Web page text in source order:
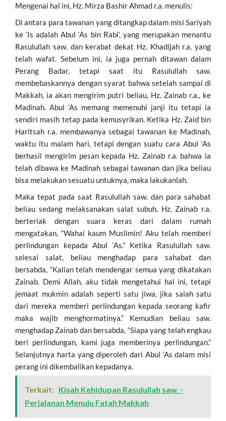
Mengenai hal ini, Hz. Mirza Bashir Ahmad r.a. menulis:
Di antara para tawanan yang ditangkap dalam misi Sariyah
ke ‘Is adalah Abul ‘As bin Rabi’, yang merupakan menantu
Rasulullah saw. dan kerabat dekat Hz. Khadijah r.a. yang
telah wafat. Sebelum ini, ia juga pernah ditawan dalam
Perang Badar, tetapi saat itu Rasulullah saw.
membebaskannya dengan syarat bahwa setelah sampai di
Makkah, ia akan mengirim putri beliau, Hz. Zainab r.a., ke
Madinah. Abul ‘As memang memenuhi janji itu tetapi ia
sendiri masih tetap pada kemusyrikan. Ketika Hz. Zaid bin
Haritsah r.a. membawanya sebagai tawanan ke Madinah,
waktu itu malam hari, tetapi dengan suatu cara Abul ‘As
berhasil mengirim pesan kepada Hz. Zainab r.a. bahwa ia
telah dibawa ke Madinah sebagai tawanan dan jika beliau
bisa melakukan sesuatu untuknya, maka lakukanlah.
Maka tepat pada saat Rasulullah saw. dan para sahabat
beliau sedang melaksanakan salat subuh, Hz. Zainab r.a.
berteriak dengan suara keras dari dalam rumah
mengatakan, “Wahai kaum Muslimin! Aku telah memberi
perlindungan kepada Abul ‘As.” Ketika Rasulullah saw.
selesai salat, beliau menghadap para sahabat dan
bersabda, “Kalian telah mendengar semua yang dikatakan
Zainab. Demi Allah, aku tidak mengetahui hal ini, tetapi
jemaat mukmin adalah seperti satu jiwa, jika salah satu
dari mereka memberi perlindungan kepada seorang kafir
maka wajib menghormatinya.” Kemudian beliau saw.
menghadap Zainab dan bersabda, “Siapa yang telah engkau
beri perlindungan, kami juga memberinya perlindungan.”
Selanjutnya harta yang diperoleh dari Abul ‘As dalam misi
perang ini dikembalikan kepadanya.
Terkait: Kisah Kehidupan Rasulullah saw. -
Perjalanan Menuju Fatah Makkah